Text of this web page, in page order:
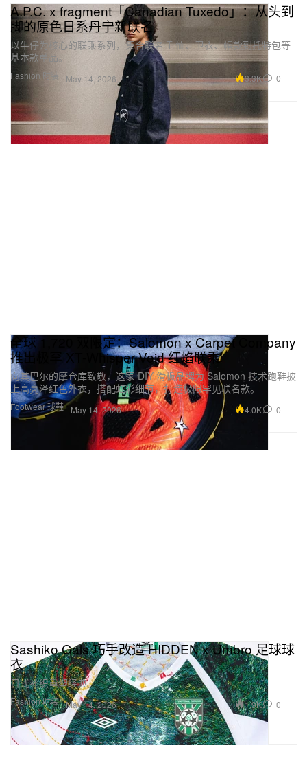
Fashion 时装
A.P.C. x fragment「Canadian Tuxedo」：从头到
脚的原色日系丹宁新联名
以牛仔为核心的联乘系列，集合联名 T 恤、卫衣、帽款到托特包等
基本款单品。
May 14, 2026 3.3K 0
Footwear 球鞋
全球 1,720 双限定：Salomon x Carpet Company
推出极罕 XT-Whisper Void 红焰联乘
向其巴尔的摩仓库致敬，这家 DIY 滑板品牌为 Salomon 技术跑鞋披
上高亮泽红色外衣，搭配虹彩细节，打造极限罕见联名款。
May 14, 2026 4.0K 0
Fashion 时装
Sashiko Gals 巧手改造 HIDDEN x Umbro 足球球
衣
日式补织重塑经典。
May 14, 2026 1.9K 0